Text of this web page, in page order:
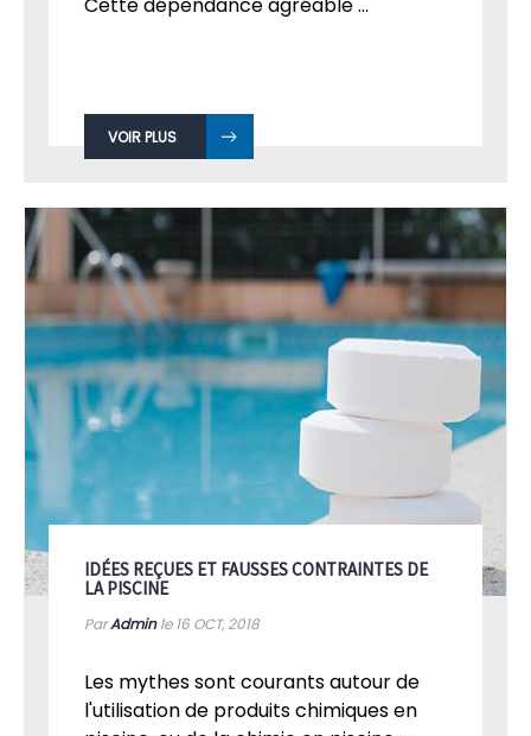
VOIR PLUS
IDÉES REÇUES ET FAUSSES CONTRAINTES DE
LA PISCINE
ParAdminle 16 OCT, 2018
Les mythes sont courants autour de
l'utilisation de produits chimiques en